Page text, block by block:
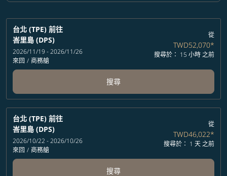
台北 (TPE) 前往
峇里島 (DPS)
2026/11/19 - 2026/11/26
來回 / 商務艙
從
TWD52,070*
搜尋於： 15 小時 之前
搜尋
台北 (TPE) 前往
峇里島 (DPS)
2026/10/22 - 2026/10/26
來回 / 商務艙
從
TWD46,022*
搜尋於： 1 天 之前
搜尋